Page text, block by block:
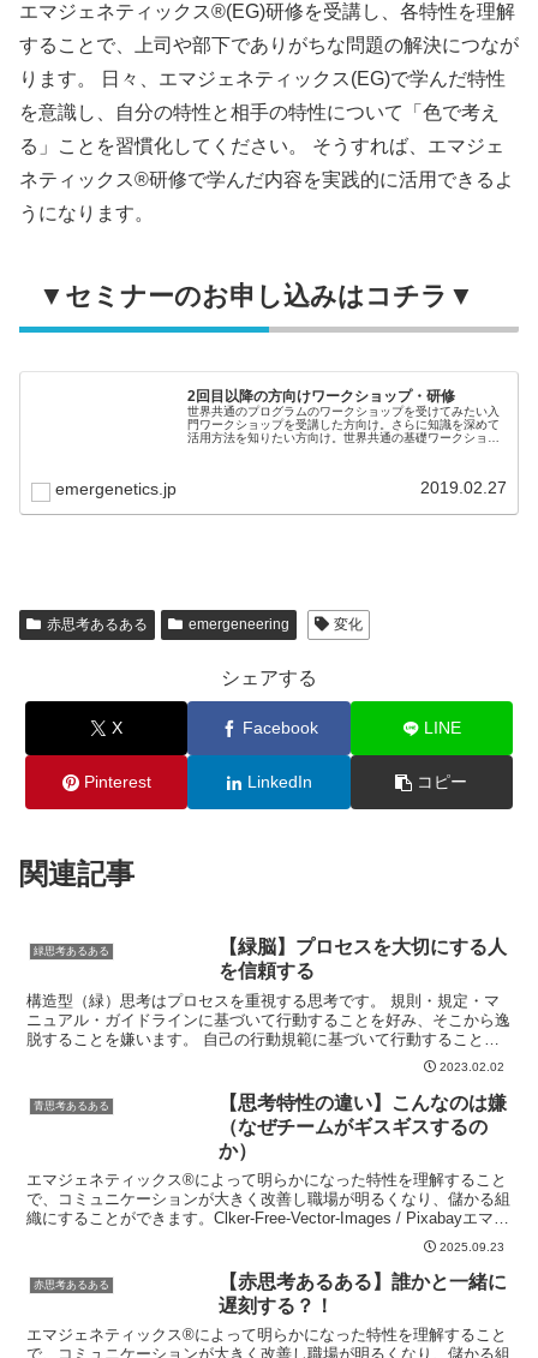
エマジェネティックス®(EG)研修を受講し、各特性を理解
することで、上司や部下でありがちな問題の解決につなが
ります。 日々、エマジェネティックス(EG)で学んだ特性
を意識し、自分の特性と相手の特性について「色で考え
る」ことを習慣化してください。 そうすれば、エマジェ
ネティックス®研修で学んだ内容を実践的に活用できるよ
うになります。
▼セミナーのお申し込みはコチラ▼
2回目以降の方向けワークショップ・研修
世界共通のプログラムのワークショップを受けてみたい入
門ワークショップを受講した方向け。さらに知識を深めて
活用方法を知りたい方向け。世界共通の基礎ワークショッ
emergenetics.jp 2019.02.27
赤思考あるある emergeneering 変化
シェアする
X Facebook LINE
Pinterest LinkedIn コピー
関連記事
緑思考あるある
【緑脳】プロセスを大切にする人
を信頼する
構造型（緑）思考はプロセスを重視する思考です。 規則・規定・マ
ニュアル・ガイドラインに基づいて行動することを好み、そこから逸
脱することを嫌います。 自己の行動規範に基づいて行動することが
多く、他人もその規範に準じて行動することを当然と考える...2023.02.02
青思考あるある
【思考特性の違い】こんなのは嫌
（なぜチームがギスギスするの
か）
エマジェネティックス®によって明らかになった特性を理解すること
で、コミュニケーションが大きく改善し職場が明るくなり、儲かる組
織にすることができます。Clker-Free-Vector-Images / Pixabayエマジ
2025.09.23
赤思考あるある
【赤思考あるある】誰かと一緒に
遅刻する？！
エマジェネティックス®によって明らかになった特性を理解すること
で、コミュニケーションが大きく改善し職場が明るくなり、儲かる組